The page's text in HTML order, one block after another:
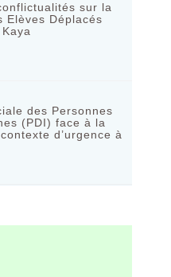
sur la
Elèves Déplacés
des Personnes
(PDI) face à la
d’urgence à